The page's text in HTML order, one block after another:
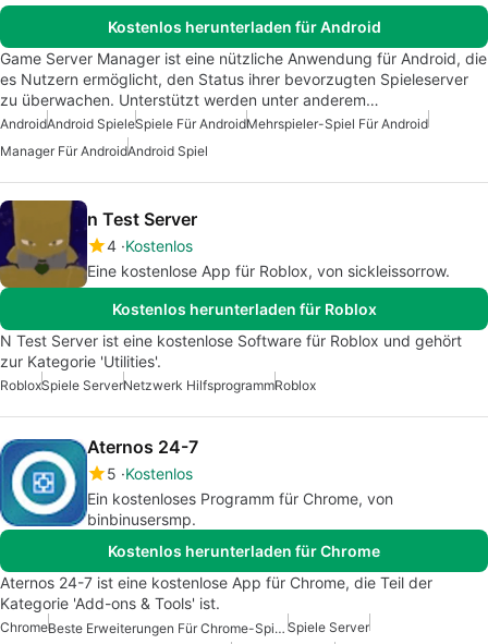
Kostenlos herunterladen für Android
Game Server Manager ist eine nützliche Anwendung für Android, die
es Nutzern ermöglicht, den Status ihrer bevorzugten Spieleserver
zu überwachen. Unterstützt werden unter anderem…
AndroidAndroid SpieleSpiele Für AndroidMehrspieler-Spiel Für Android
Manager Für AndroidAndroid Spiel
n Test Server
4 Kostenlos
Eine kostenlose App für Roblox, von sickleissorrow.
Kostenlos herunterladen für Roblox
N Test Server ist eine kostenlose Software für Roblox und gehört
zur Kategorie 'Utilities'.
RobloxSpiele ServerNetzwerk HilfsprogrammRoblox
Aternos 24-7
5 Kostenlos
Ein kostenloses Programm für Chrome, von
binbinusersmp.
Kostenlos herunterladen für Chrome
Aternos 24-7 ist eine kostenlose App für Chrome, die Teil der
Kategorie 'Add-ons & Tools' ist.
Chrome Beste Erweiterungen Für Chrome-Spiele Spiele Server